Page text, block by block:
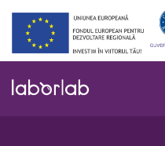
conţinutul
principal